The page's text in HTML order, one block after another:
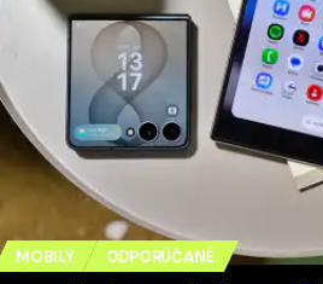
MOBILY ODPORÚČANÉ